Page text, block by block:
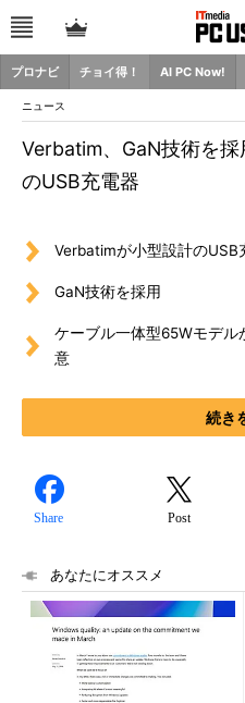
プロナビ チョイ得！ AI PC Now!
ニュース
Verbatim、GaN技術を
のUSB充電器
Verbatimが小型設計のUSB
GaN技術を採用
ケーブル一体型65Wモデル
意
続き
Share Post
あなたにオススメ